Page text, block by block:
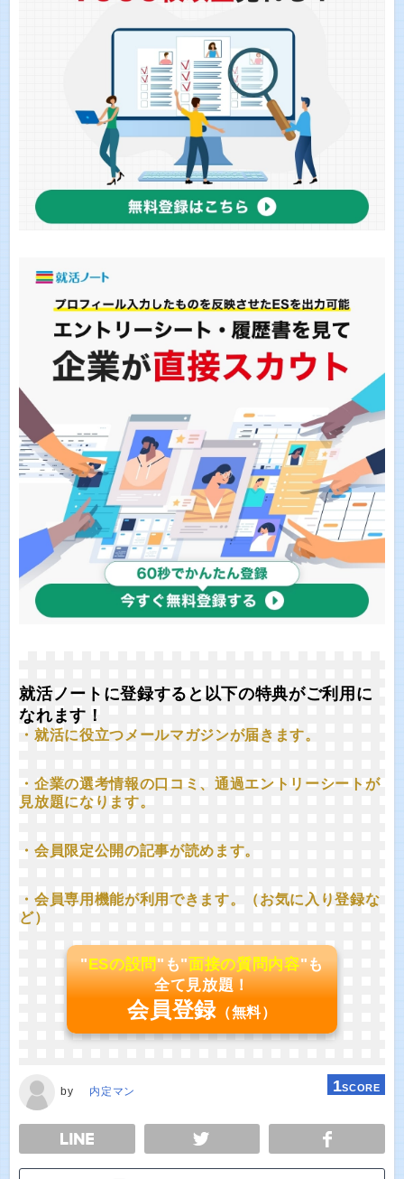
就活ノートに登録すると以下の特典がご利用に
なれます！
・就活に役立つメールマガジンが届きます。
・企業の選考情報の口コミ、通過エントリーシートが
見放題になります。
・会員限定公開の記事が読めます。
・会員専用機能が利用できます。（お気に入り登録な
ど）
"ESの設問"も"面接の質問内容"も
全て見放題！
会員登録 （無料）
by 内定マン 1SCORE
TWEET